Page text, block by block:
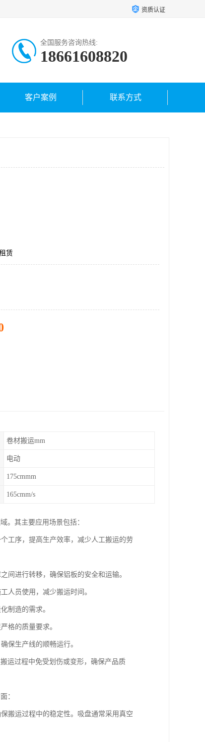
资质认证
全国服务咨询热线:
18661608820
客户案例 联系方式
赁
卷材搬运mm
电动
175cmmm
165cmm/s
。其主要应用场景包括：
工序，提高生产效率，减少人工搬运的劳
间进行转移，确保铝板的安全和运输。
人员使用，减少搬运时间。
制造的需求。
格的质量要求。
保生产线的顺畅运行。
运过程中免受划伤或变形，确保产品质
：
搬运过程中的稳定性。吸盘通常采用真空